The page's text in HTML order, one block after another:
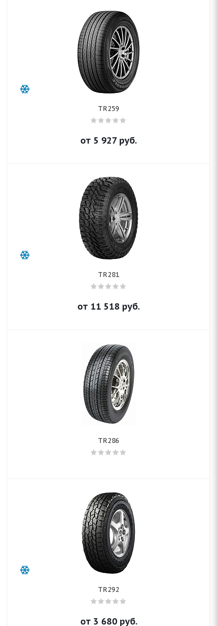
TR259
от 5 927 руб.
TR281
от 11 518 руб.
TR286
TR292
от 3 680руб.